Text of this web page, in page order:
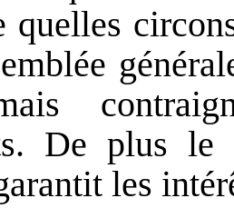
quelles
De plus
les